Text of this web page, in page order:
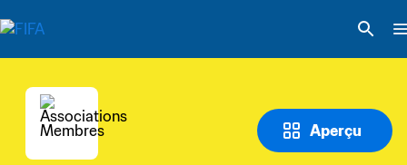
Aperçu